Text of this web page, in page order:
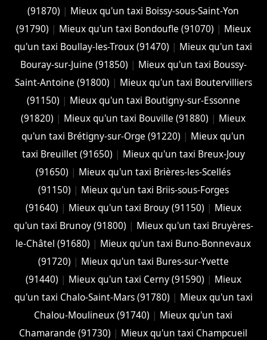
(91870) | Mieux qu'un taxi Boissy-sous-Saint-Yon
(91790) | Mieux qu'un taxi Bondoufle (91070) | Mieux
qu'un taxi Boullay-les-Troux (91470) | Mieux qu'un taxi
Bouray-sur-Juine (91850) | Mieux qu'un taxi Boussy-
Saint-Antoine (91800) | Mieux qu'un taxi Boutervilliers
(91150) | Mieux qu'un taxi Boutigny-sur-Essonne
(91820) | Mieux qu'un taxi Bouville (91880) | Mieux
qu'un taxi Brétigny-sur-Orge (91220) | Mieux qu'un
taxi Breuillet (91650) | Mieux qu'un taxi Breux-Jouy
(91650) | Mieux qu'un taxi Brières-les-Scellés
(91150) | Mieux qu'un taxi Briis-sous-Forges
(91640) | Mieux qu'un taxi Brouy (91150) | Mieux
qu'un taxi Brunoy (91800) | Mieux qu'un taxi Bruyères-
le-Châtel (91680) | Mieux qu'un taxi Buno-Bonnevaux
(91720) | Mieux qu'un taxi Bures-sur-Yvette
(91440) | Mieux qu'un taxi Cerny (91590) | Mieux
qu'un taxi Chalo-Saint-Mars (91780) | Mieux qu'un taxi
Chalou-Moulineux (91740) | Mieux qu'un taxi
Chamarande (91730) | Mieux qu'un taxi Champcueil